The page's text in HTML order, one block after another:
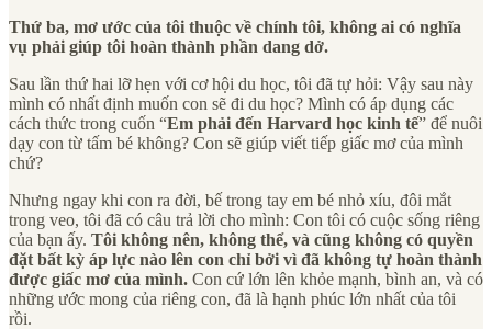
Thứ ba, mơ ước của tôi thuộc về chính tôi, không ai có nghĩa
vụ phải giúp tôi hoàn thành phần dang dở.
Sau lần thứ hai lỡ hẹn với cơ hội du học, tôi đã tự hỏi: Vậy sau này
mình có nhất định muốn con sẽ đi du học? Mình có áp dụng các
cách thức trong cuốn “Em phải đến Harvard học kinh tế” để nuôi
dạy con từ tấm bé không? Con sẽ giúp viết tiếp giấc mơ của mình
chứ?
Nhưng ngay khi con ra đời, bế trong tay em bé nhỏ xíu, đôi mắt
trong veo, tôi đã có câu trả lời cho mình: Con tôi có cuộc sống riêng
của bạn ấy. Tôi không nên, không thể, và cũng không có quyền
đặt bất kỳ áp lực nào lên con chỉ bởi vì đã không tự hoàn thành
được giấc mơ của mình. Con cứ lớn lên khỏe mạnh, bình an, và có
những ước mong của riêng con, đã là hạnh phúc lớn nhất của tôi
rồi.